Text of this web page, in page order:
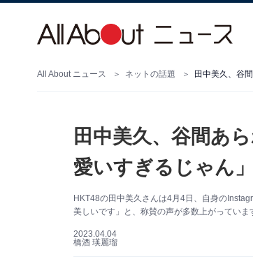
All About ニュース ネットの話題 田中美久、谷
田中美久、谷間あ
愛いすぎるじゃん
HKT48の田中美久さんは4月4日、自身の
美しいです」と、称賛の声が多数上がっていま
2023.04.04
橋酒 瑛麗瑠